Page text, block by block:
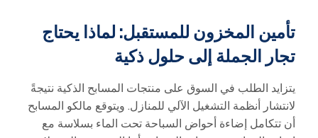
تأمين المخزون للمستقبل: لماذا يحتاج
تجار الجملة إلى حلول ذكية
يتزايد الطلب في السوق على منتجات المسابح الذكية نتيجةً
لانتشار أنظمة التشغيل الآلي للمنازل. ويتوقع مالكو المسابح
أن تتكامل إضاءة أحواض السباحة تحت الماء بسلاسة مع